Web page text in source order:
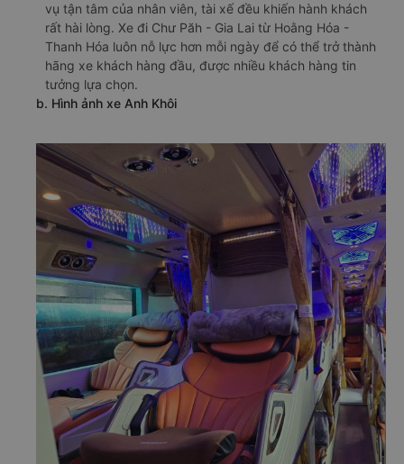
vụ tận tâm của nhân viên, tài xế đều khiến hành khách
rất hài lòng. Xe đi Chư Păh - Gia Lai từ Hoằng Hóa -
Thanh Hóa luôn nỗ lực hơn mỗi ngày để có thể trở thành
hãng xe khách hàng đầu, được nhiều khách hàng tin
tưởng lựa chọn.
b. Hình ảnh xe Anh Khôi